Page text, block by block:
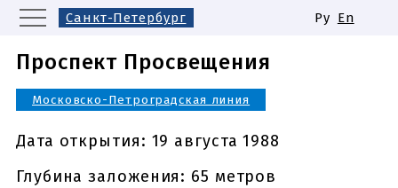
Санкт-Петербург
Казань
Нижний Новгород
Новосибирск
Самара
Одинаковые названия станций
метро
Ру En
Проспект Просвещения
Московско-Петроградская линия
Дата открытия: 19 августа 1988
Глубина заложения: 65 метров